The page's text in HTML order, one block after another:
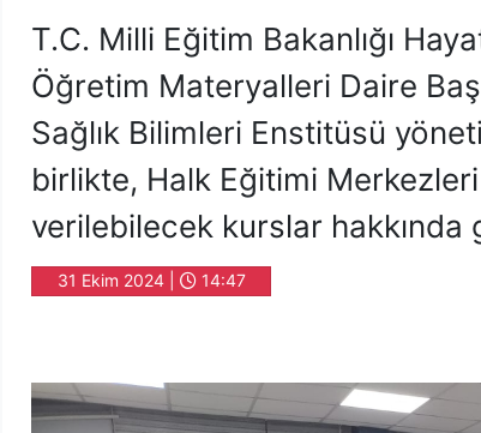
T.C. Milli Eğitim Bakanlığı
Öğretim Materyalleri Daire
Sağlık Bilimleri Enstitüsü
birlikte, Halk Eğitimi
verilebilecek kurslar
31 Ekim 2024 | 14:47